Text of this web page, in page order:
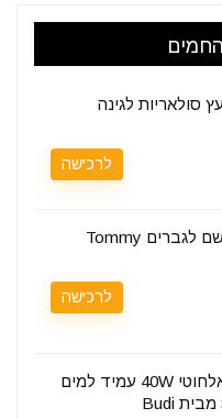
נעץ סולאריות לגינה
לרכישה
מעיל גשם קליל ונושם לגברים Tommy
לרכישה
רמקול Bluetooth אלחוטי 40W עמיד למים